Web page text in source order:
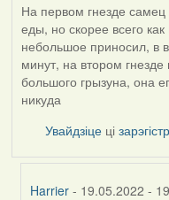
На первом гнезде
еды, но скорее всего
небольшое приносил, в
минут, на втором
большого грызуна, она
никуда
Увайдзіце ці
Harrier - 19.05.2022 -